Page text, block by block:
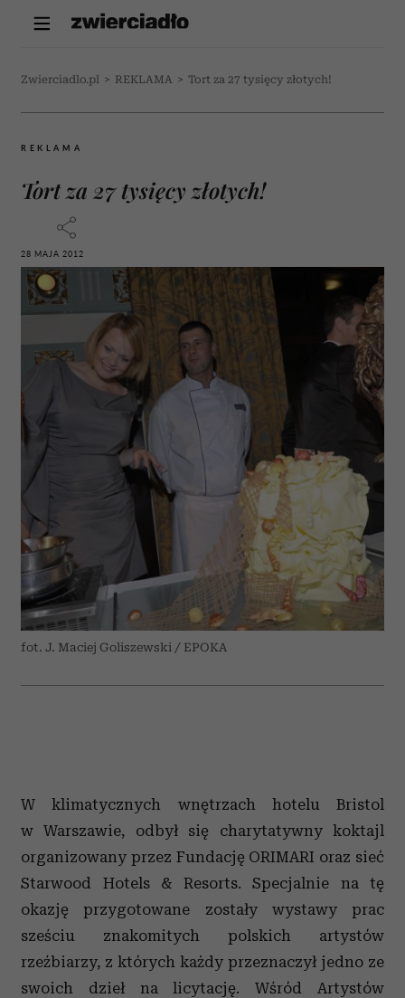
Zwierciadlo.pl > REKLAMA > Tort za 27 tysięcy złotych!
REKLAMA
Tort za 27 tysięcy złotych!
28 MAJA 2012
fot. J. Maciej Goliszewski / EPOKA
W klimatycznych wnętrzach hotelu Bristol
w Warszawie, odbył się charytatywny koktajl
organizowany przez Fundację ORIMARI oraz sieć
Starwood Hotels & Resorts. Specjalnie na tę
okazję przygotowane zostały wystawy prac
sześciu znakomitych polskich artystów
rzeźbiarzy, z których każdy przeznaczył jedno ze
swoich dzieł na licytację. Wśród Artystów